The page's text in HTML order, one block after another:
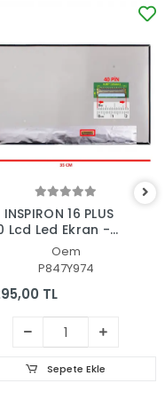
16 PLUS
Lcd Led Ekran -
Oem
P847Y974
TL
Sepete Ekle